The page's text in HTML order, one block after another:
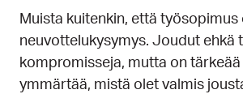
Muista kuitenkin, että työsopimus
neuvottelukysymys. Joudut ehkä
kompromisseja, mutta on tärkeää
ymmärtää, mistä olet valmis